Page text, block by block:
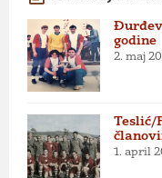
godine
2. maj
Teslić/
1. april